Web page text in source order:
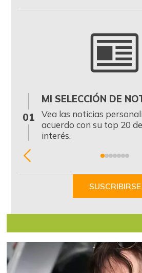
01
MI SELECCIÓN DE
Vea las noticias
acuerdo con su top 20
interés.
Item
SUSCRIBIRSE